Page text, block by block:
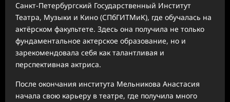
Санкт-Петербургский Государственный Институт
Театра, Музыки и Кино (СПбГИТМиК), где обучалась на
актёрском факультете. Здесь она получила не только
фундаментальное актерское образование, но и
зарекомендовала себя как талантливая и
перспективная актриса.
После окончания института Мельникова Анастасия
начала свою карьеру в театре, где получила много